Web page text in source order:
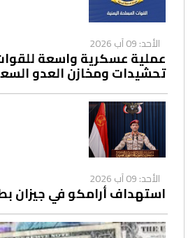
الأحد: 09 آب 2026
عملية عسكرية واسعة
تحشيدات ومخازن العدو
الأحد: 09 آب 2026
استهداف أرامكو في جيزان